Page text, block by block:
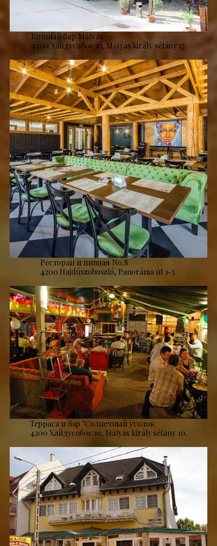
Винный бар Mátyás
4200 Хайдусобосло, Mátyás király sétány 17.
Ресторан и пивная No.8
4200 Hajdúszoboszló, Panoráma út 1-3.
Терраса и бар "Солнечный уголок
4200 Хайдусобосло, Mátyás király sétány 10.